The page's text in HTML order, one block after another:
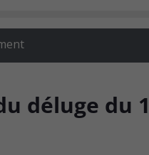
déluge du